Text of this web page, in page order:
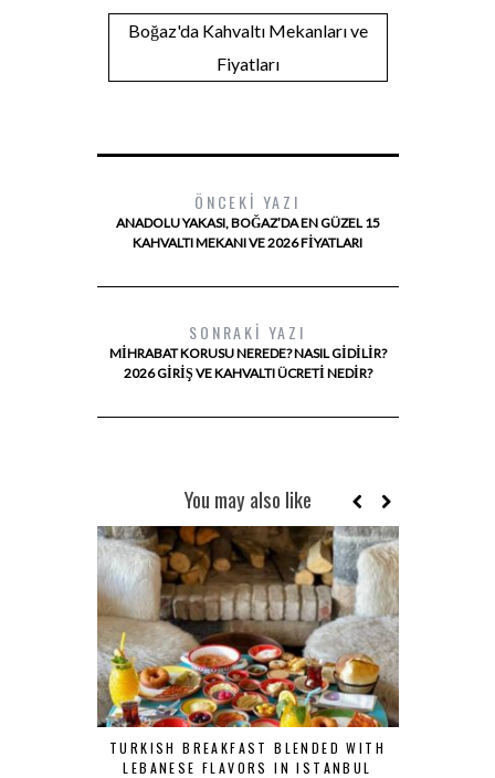
Boğaz'da Kahvaltı Mekanları ve
Fiyatları
ÖNCEKI YAZI
ANADOLU YAKASI, BOĞAZ’DA EN GÜZEL 15
KAHVALTI MEKANI VE 2026 FIYATLARI
SONRAKI YAZI
MIHRABAT KORUSU NEREDE? NASIL GIDILIR?
2026 GIRIŞ VE KAHVALTI ÜCRETI NEDIR?
You may also like
TURKISH BREAKFAST BLENDED WITH
LEBANESE FLAVORS IN ISTANBUL